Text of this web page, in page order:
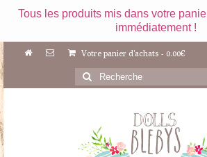
Tous les produits mis dans votre
immédiatement !
Votre panier d'achats - 0.00€
Rechercher
: